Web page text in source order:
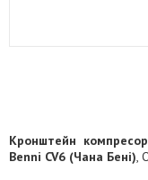
Кронштейн
Benni CV6 (Чана Бені),